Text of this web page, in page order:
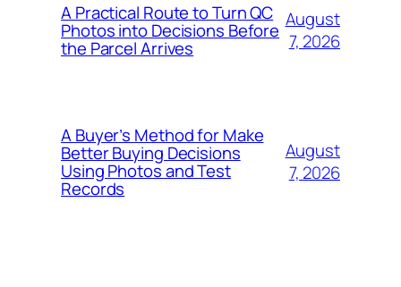
A Practical Route to Turn QC
Photos into Decisions Before
the Parcel Arrives
August
7, 2026
A Buyer’s Method for Make
Better Buying Decisions
Using Photos and Test
Records
August
7, 2026